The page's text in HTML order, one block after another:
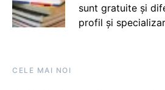
sunt gratuite și
profil și
CELE MAI NOI